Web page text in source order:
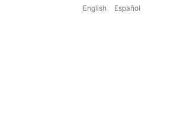
English Español